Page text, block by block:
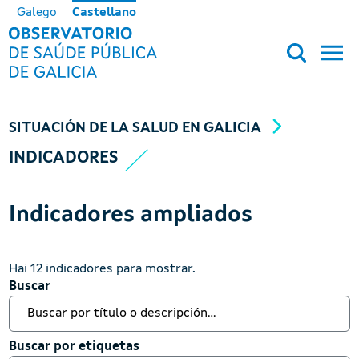
Pasar al contenido principal
Galego Castellano
OBSERVATORIO DE SALUD
SITUACIÓN DE LA SALUD EN GALICIA
INDICADORES
Indicadores ampliados
Hai 12 indicadores para mostrar.
Buscar
Buscar
Buscar por etiquetas
Buscar por etiquetas